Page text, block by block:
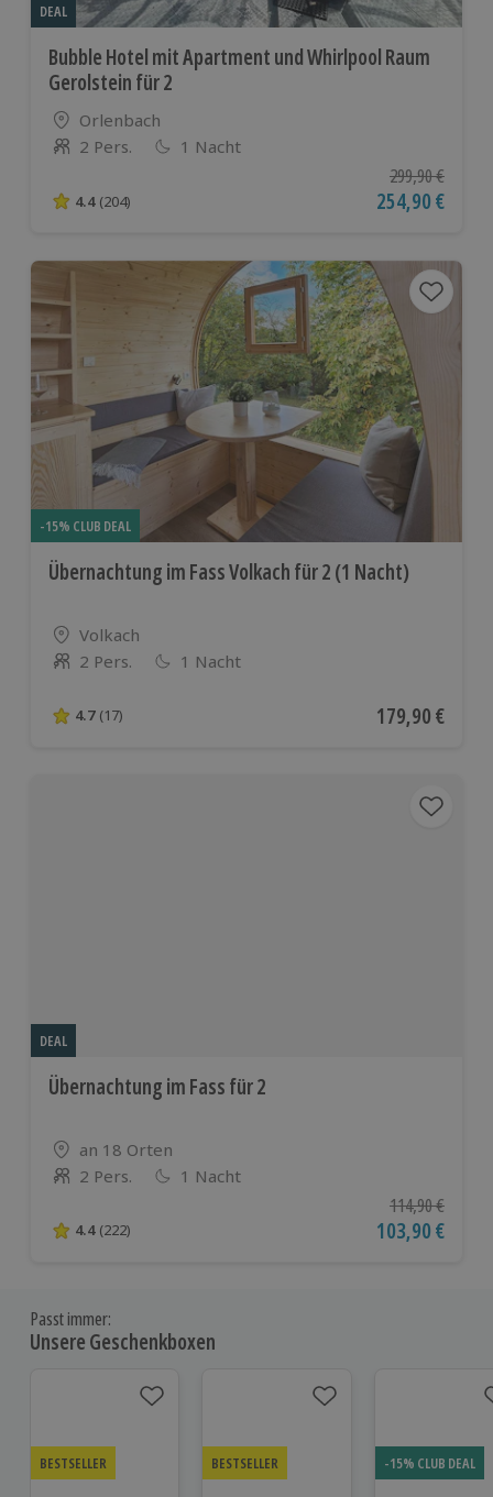
DEAL
Bubble Hotel mit Apartment und Whirlpool Raum
Gerolstein für 2
Standort
Orlenbach
Anzahl der Teilnehmer
2 Pers. 1 Nacht
4.4 von 5 Sternen basierend auf 204 Bewertungen
4.4 (204)
Ursprünglicher
299,90 €
Aktueller Preis
254,90 €
-15% CLUB DEAL
Übernachtung im Fass Volkach für 2 (1 Nacht)
Standort
Volkach
Anzahl der Teilnehmer
2 Pers. 1 Nacht
4.7 von 5 Sternen basierend auf 17 Bewertungen
4.7 (17) Aktueller Preis
179,90 €
DEAL
Übernachtung im Fass für 2
Standort
an 18 Orten
Anzahl der Teilnehmer
2 Pers. 1 Nacht
4.4 von 5 Sternen basierend auf 222 Bewertungen
4.4 (222)
Ursprünglicher
114,90 €
Aktueller Preis
103,90 €
Passt immer:
Unsere Geschenkboxen
BESTSELLER BESTSELLER -15% CLUB DEAL